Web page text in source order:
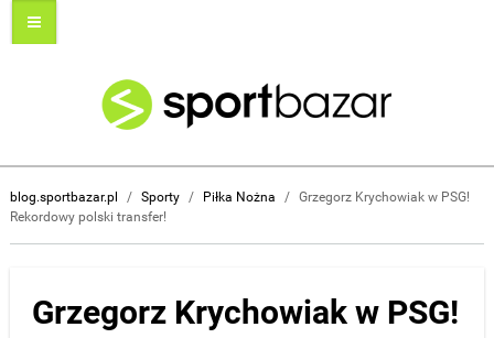
blog.sportbazar.pl / Sporty / Piłka Nożna / Grzegorz Krychowiak w PSG!
Rekordowy polski transfer!
Grzegorz Krychowiak w PSG!